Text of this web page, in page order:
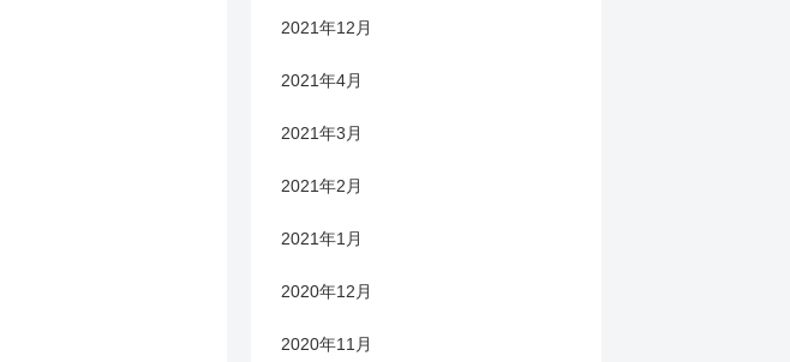
2021年12月
2021年4月
2021年3月
2021年2月
2021年1月
2020年12月
2020年11月